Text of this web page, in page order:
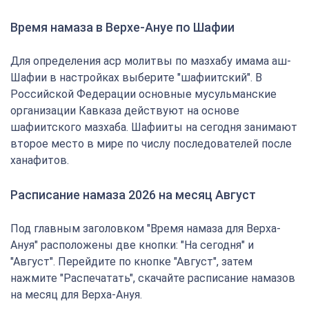
Время намаза в Верхе-Ануе по Шафии
Для определения аср молитвы по мазхабу имама аш-
Шафии в настройках выберите "шафиитский". В
Российской Федерации основные мусульманские
организации Кавказа действуют на основе
шафиитского мазхаба. Шафииты на сегодня занимают
второе место в мире по числу последователей после
ханафитов.
Расписание намаза 2026 на месяц Август
Под главным заголовком "Время намаза для Верха-
Ануя" расположены две кнопки: "На сегодня" и
"Август". Перейдите по кнопке "Август", затем
нажмите "Распечатать", скачайте расписание намазов
на месяц для Верха-Ануя.